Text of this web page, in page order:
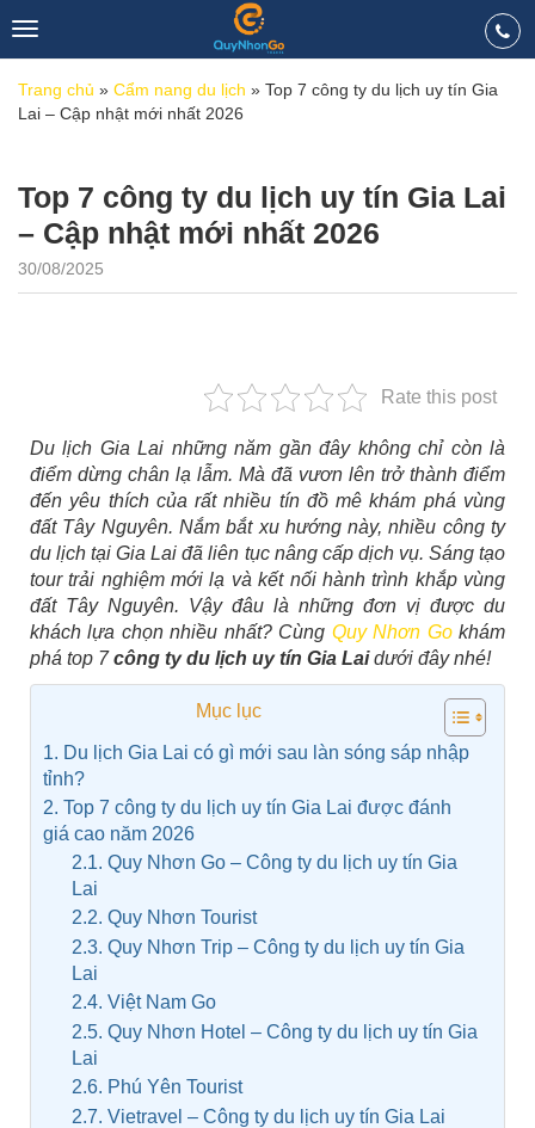
Toggle
navigation
Trang chủ » Cẩm nang du lịch » Top 7 công ty du lịch uy tín Gia
Lai – Cập nhật mới nhất 2026
Top 7 công ty du lịch uy tín Gia Lai
– Cập nhật mới nhất 2026
30/08/2025
Rate this post
Du lịch Gia Lai những năm gần đây không chỉ còn là
điểm dừng chân lạ lẫm. Mà đã vươn lên trở thành điểm
đến yêu thích của rất nhiều tín đồ mê khám phá vùng
đất Tây Nguyên. Nắm bắt xu hướng này, nhiều công ty
du lịch tại Gia Lai đã liên tục nâng cấp dịch vụ. Sáng tạo
tour trải nghiệm mới lạ và kết nối hành trình khắp vùng
đất Tây Nguyên. Vậy đâu là những đơn vị được du
khách lựa chọn nhiều nhất? Cùng Quy Nhơn Gokhám
phá top 7công ty du lịch uy tín Gia Laidưới đây nhé!
Mục lục
1. Du lịch Gia Lai có gì mới sau làn sóng sáp nhập
tỉnh?
2. Top 7 công ty du lịch uy tín Gia Lai được đánh
giá cao năm 2026
2.1. Quy Nhơn Go – Công ty du lịch uy tín Gia
Lai
2.2. Quy Nhơn Tourist
2.3. Quy Nhơn Trip – Công ty du lịch uy tín Gia
Lai
2.4. Việt Nam Go
2.5. Quy Nhơn Hotel – Công ty du lịch uy tín Gia
Lai
2.6. Phú Yên Tourist
2.7. Vietravel – Công ty du lịch uy tín Gia Lai